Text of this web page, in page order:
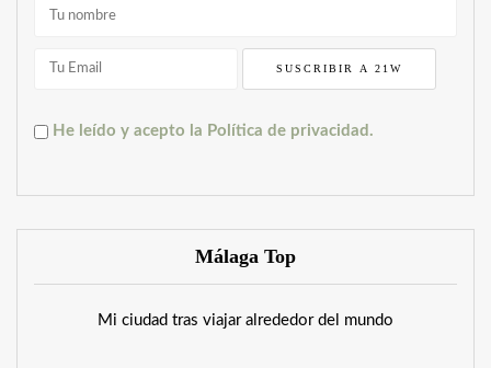
He leído y acepto la Política de privacidad.
Málaga Top
Mi ciudad tras viajar alrededor del mundo